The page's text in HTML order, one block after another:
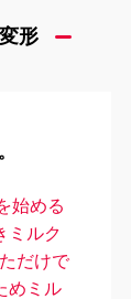
形
始める
ミルク
だけで
めミル